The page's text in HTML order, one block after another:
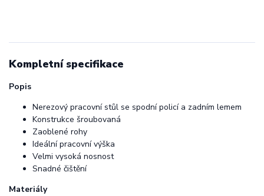
Kompletní specifikace
Popis
Nerezový pracovní stůl se spodní policí a zadním lemem
Konstrukce šroubovaná
Zaoblené rohy
Ideální pracovní výška
Velmi vysoká nosnost
Snadné čištění
Materiály